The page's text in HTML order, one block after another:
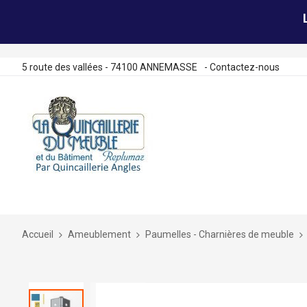
5 route des vallées - 74100 ANNEMASSE - Contactez-nous
Accueil Ameublement Paumelles - Charnières de meuble
Skip
to